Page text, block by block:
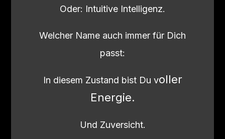
Oder: Intuitive Intelligenz.
Welcher Name auch immer für Dich
passt:
In diesem Zustand bist Du voller
Energie.
Und Zuversicht.